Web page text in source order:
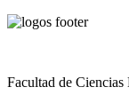
Facultad de